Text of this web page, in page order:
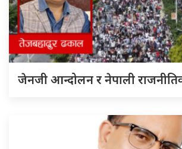
जेनजी आन्दोलन र नेपाली